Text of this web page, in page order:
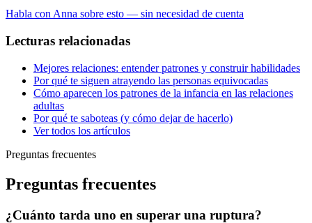
Habla con Anna sobre esto — sin necesidad de cuenta
Lecturas relacionadas
Mejores relaciones: entender patrones y construir habilidades
Por qué te siguen atrayendo las personas equivocadas
Cómo aparecen los patrones de la infancia en las relaciones
adultas
Por qué te saboteas (y cómo dejar de hacerlo)
Ver todos los artículos
Preguntas frecuentes
Preguntas frecuentes
¿Cuánto tarda uno en superar una ruptura?